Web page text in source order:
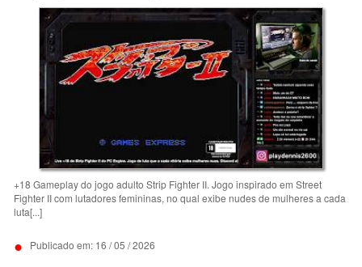
+18 Gameplay do jogo adulto Strip Fighter II. Jogo inspirado em Street
Fighter II com lutadores femininas, no qual exibe nudes de mulheres a cada
luta[...]
• Publicado em: 16 / 05 / 2026